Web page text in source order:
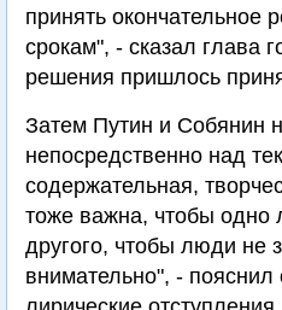
принять
срокам", - сказал глава
решения пришлось
Затем Путин и Собянин
непосредственно над
содержательная,
тоже важна, чтобы одно
другого, чтобы люди не
внимательно", -